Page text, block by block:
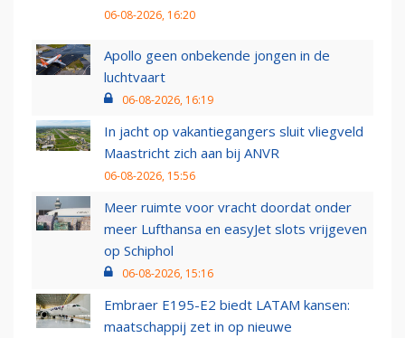
06-08-2026, 16:20
Apollo geen onbekende jongen in de
luchtvaart
06-08-2026, 16:19
In jacht op vakantiegangers sluit vliegveld
Maastricht zich aan bij ANVR
06-08-2026, 15:56
Meer ruimte voor vracht doordat onder
meer Lufthansa en easyJet slots vrijgeven
op Schiphol
06-08-2026, 15:16
Embraer E195-E2 biedt LATAM kansen:
maatschappij zet in op nieuwe